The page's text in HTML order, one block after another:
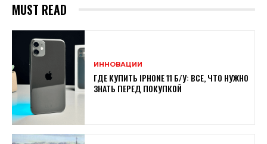
MUST READ
ИННОВАЦИИ
ГДЕ КУПИТЬ IPHONE 11 Б/У: ВСЕ, ЧТО НУЖНО
ЗНАТЬ ПЕРЕД ПОКУПКОЙ